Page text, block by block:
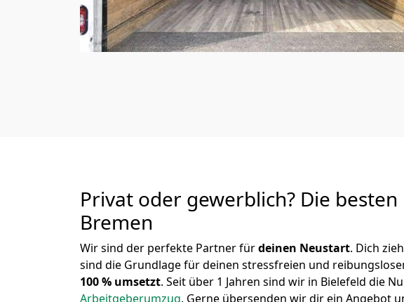
Privat oder gewerblich? Die
Bremen
Wir sind der perfekte Partner fürdeinen Neustart. Dich
sind die Grundlage für deinen stressfreien und
100 % umsetzt. Seit über 1 Jahren sind wir in Bielefeld die
Arbeitgeberumzug. Gerne übersenden wir dir ein Angebot